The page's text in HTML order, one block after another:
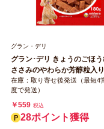
グラン・デリ
グラン･デリ きょうのごほ
ささみのやわらか芳醇粒入
在庫：取り寄せ後発送（最短4
度で発送）
￥559 税込
28ポイント獲得